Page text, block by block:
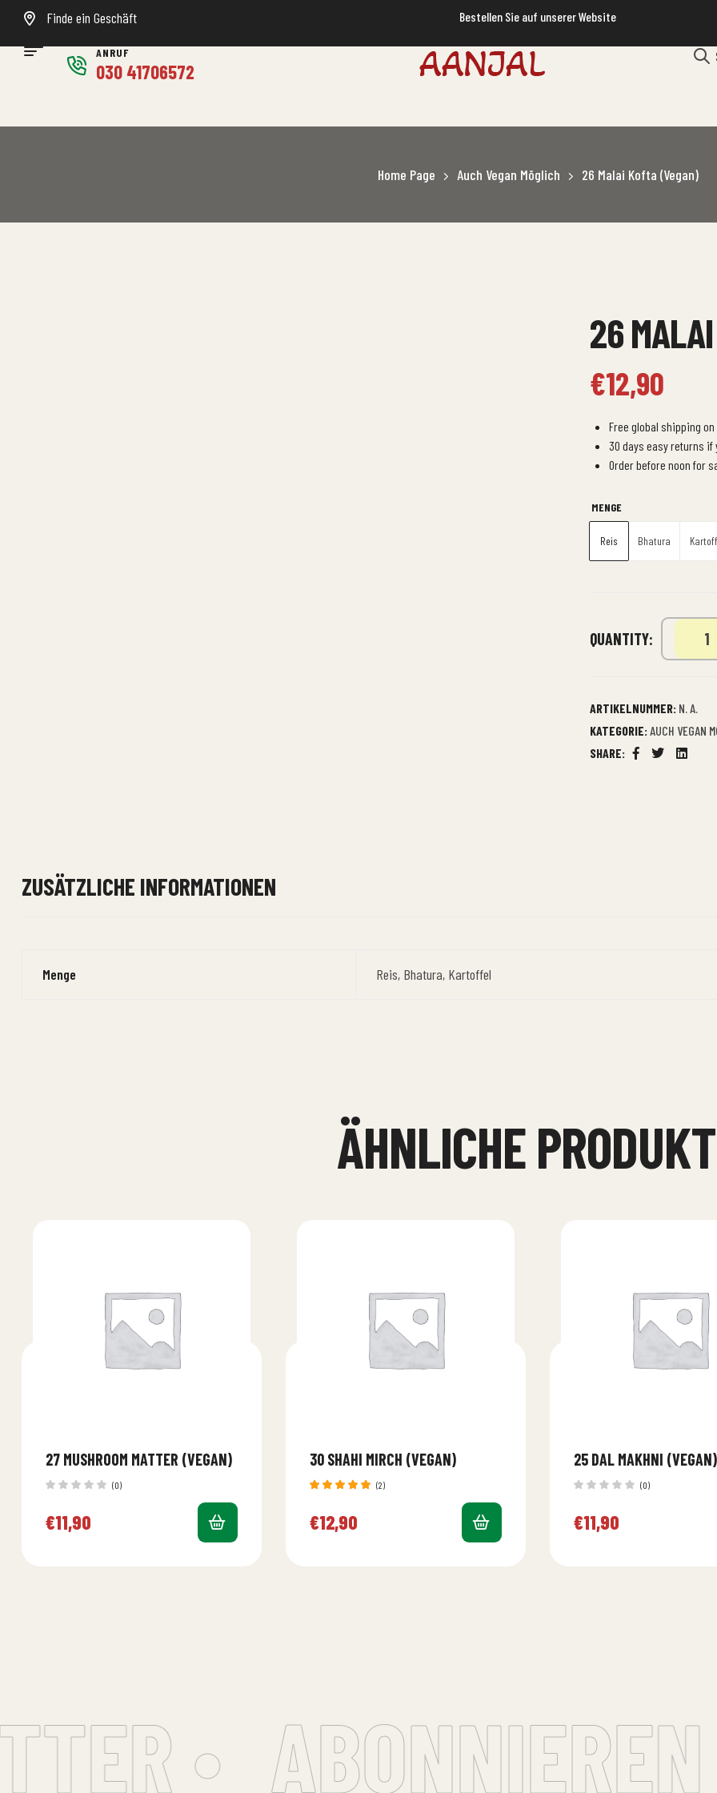
Finde ein Geschäft Bestellen Sie auf unserer Website
ANRUF
030 41706572
Home Page Auch Vegan Möglich 26 Malai Kofta (Vegan)
26
€12,90
Free global shipping
30 days easy returns
Order before noon for
MENGE
Reis Bhatura
QUANTITY:
ARTIKELNUMMER: N. A.
KATEGORIE:AUCH VEGAN
SHARE:
Facebook
Twitter
ZUSÄTZLICHE INFORMATIONEN
Menge Reis, Bhatura, Kartoffel
ÄHNLICHE
27 MUSHROOM MATTER (VEGAN)
(0)
€11,90
30 SHAHI MIRCH (VEGAN)
von 5
(2)
€12,90
25 DAL MAKHNI (VEGAN)
(0)
€11,90
•